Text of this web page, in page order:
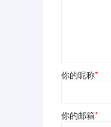
你的昵称*
你的邮箱*